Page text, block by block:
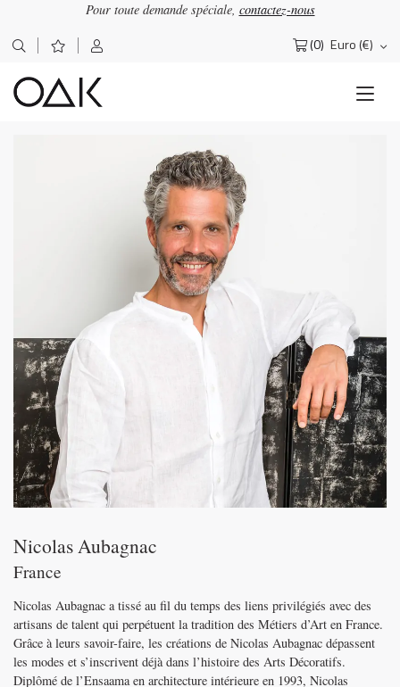
Pour toute demande spéciale, contactez-nous
(0) Euro (€)
Rechercher :
Nicolas Aubagnac
France
Nicolas Aubagnac a tissé au fil du temps des liens privilégiés avec des
artisans de talent qui perpétuent la tradition des Métiers d’Art en France.
Grâce à leurs savoir-faire, les créations de Nicolas Aubagnac dépassent
les modes et s’inscrivent déjà dans l’histoire des Arts Décoratifs.
Diplômé de l’Ensaama en architecture intérieure en 1993, Nicolas